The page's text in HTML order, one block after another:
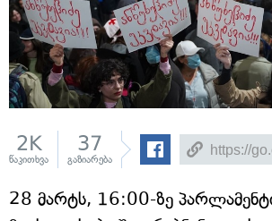
2K
წაკითხვა
37
გაზიარება
28 მარტს, 16:00-ზე